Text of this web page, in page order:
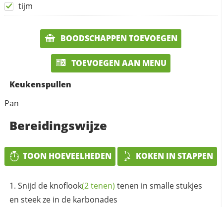
tijm
BOODSCHAPPEN TOEVOEGEN
TOEVOEGEN AAN MENU
Keukenspullen
Pan
Bereidingswijze
TOON HOEVEELHEDEN KOKEN IN STAPPEN
Snijd de knoflook(2 tenen) tenen in smalle stukjes
en steek ze in de karbonades